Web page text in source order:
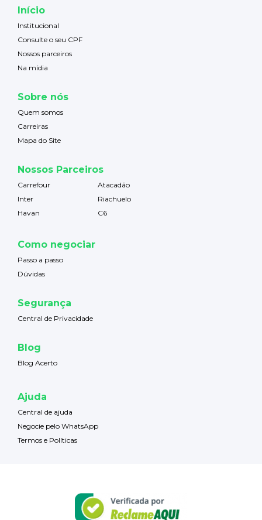
Início
Institucional
Consulte o seu CPF
Nossos parceiros
Na mídia
Sobre nós
Quem somos
Carreiras
Mapa do Site
Nossos Parceiros
Carrefour
Atacadão
Inter
Riachuelo
Havan
C6
Como negociar
Passo a passo
Dúvidas
Segurança
Central de Privacidade
Blog
Blog Acerto
Ajuda
Central de ajuda
Negocie pelo WhatsApp
Termos e Políticas